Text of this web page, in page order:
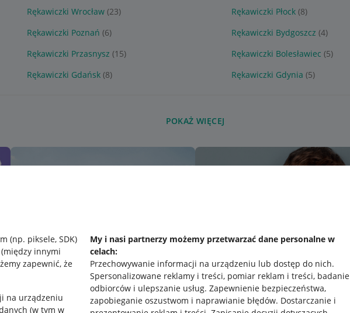
(np. piksele, SDK)
(między innymi
zapewnić, że
na urządzeniu
(w tym w
My i nasi partnerzy możemy przetwarzać dane personalne w
celach:
Przechowywanie informacji na urządzeniu lub dostęp do nich.
Spersonalizowane reklamy i treści, pomiar reklam i treści, badanie
odbiorców i ulepszanie usług. Zapewnienie bezpieczeństwa,
zapobieganie oszustwom i naprawianie błędów. Dostarczanie i
Rękawiczki Wrocław (23) Rękawiczki Płock (8)
Rękawiczki Poznań (6) Rękawiczki Bydgoszcz (4)
Rękawiczki Przasnysz (15) Rękawiczki Bolesławiec (5)
Rękawiczki Gdańsk (8) Rękawiczki Gdynia (5)
POKAŻ WIĘCEJ